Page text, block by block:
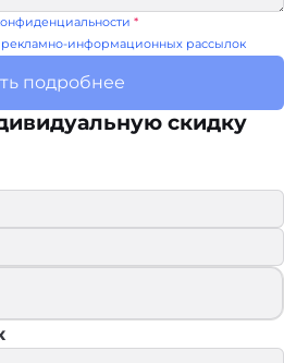
*
рекламно-информационных рассылок
подробнее
скидку